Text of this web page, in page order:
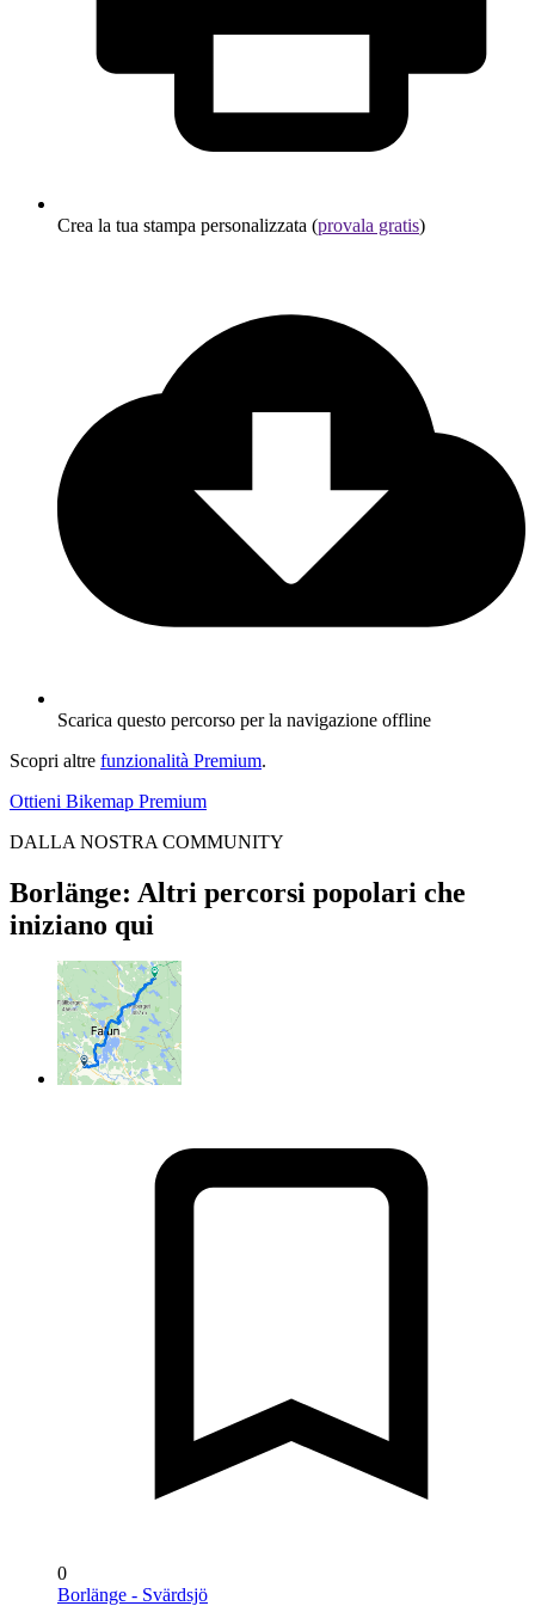
Crea la tua stampa personalizzata (provala gratis)
Scarica questo percorso per la navigazione offline
Scopri altre funzionalità Premium.
Ottieni Bikemap Premium
DALLA NOSTRA COMMUNITY
Borlänge: Altri percorsi popolari che
iniziano qui
0
Borlänge - Svärdsjö